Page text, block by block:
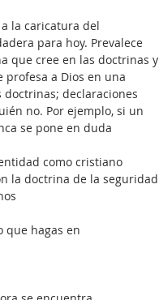
la caricatura del
para hoy. Prevalece
que cree en las doctrinas y
profesa a Dios en una
doctrinas; declaraciones
no. Por ejemplo, si un
se pone en duda
como cristiano
la doctrina de la seguridad
que hagas en